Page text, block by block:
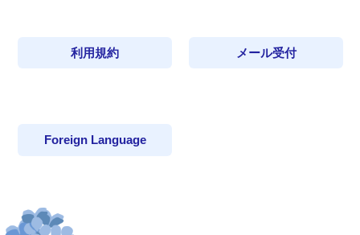
利用規約 メール受付
Foreign Language